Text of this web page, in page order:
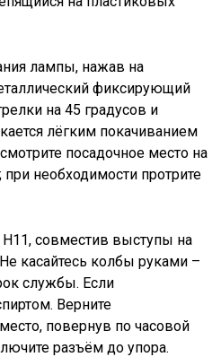
лампы, нажав на
фиксирующий
на 45 градусов и
лёгким покачиванием
посадочное место на
необходимости протрите
совместив выступы на
касайтесь колбы руками –
службы. Если
Верните
повернув по часовой
разъём до упора.